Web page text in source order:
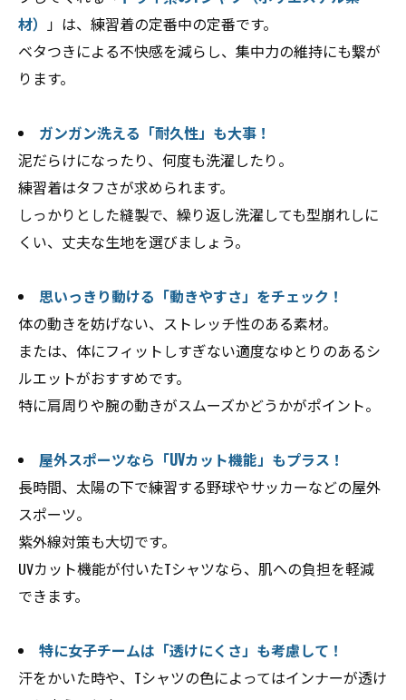
材） 」は、練習着の定番中の定番です。
ベタつきによる不快感を減らし、集中力の維持にも繋が
ります。
ガンガン洗える「耐久性」も大事！
泥だらけになったり、何度も洗濯したり。
練習着はタフさが求められます。
しっかりとした縫製で、繰り返し洗濯しても型崩れしに
くい、丈夫な生地を選びましょう。
思いっきり動ける「動きやすさ」をチェック！
体の動きを妨げない、ストレッチ性のある素材。
または、体にフィットしすぎない適度なゆとりのあるシ
ルエットがおすすめです。
特に肩周りや腕の動きがスムーズかどうかがポイント。
屋外スポーツなら「UVカット機能」もプラス！
長時間、太陽の下で練習する野球やサッカーなどの屋外
スポーツ。
紫外線対策も大切です。
UVカット機能が付いたTシャツなら、肌への負担を軽減
できます。
特に女子チームは「透けにくさ」も考慮して！
汗をかいた時や、Tシャツの色によってはインナーが透け